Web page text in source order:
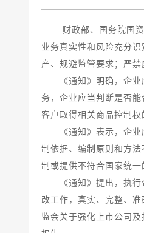
财政部、国务院国资委
业务真实性和风险充分
产、规避监管要求；严
《通知》明确，企业应
务，企业应当判断是否
客户取得相关商品控制权
《通知》表示，企业应
制依据、编制原则和方
制或提供不符合国家统一
《通知》提出，执行企
改工作，真实、完整、
监会关于强化上市公司